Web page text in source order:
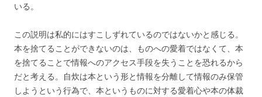
いる。
この説明は私的にはすこしずれているのではないかと感じる。
本を捨てることができないのは、ものへの愛着ではなくて、本
を捨てることで情報へのアクセス手段を失うことを恐れるから
だと考える。自炊は本という形と情報を分離して情報のみ保管
しようという行為で、本というものに対する愛着心や本の体裁